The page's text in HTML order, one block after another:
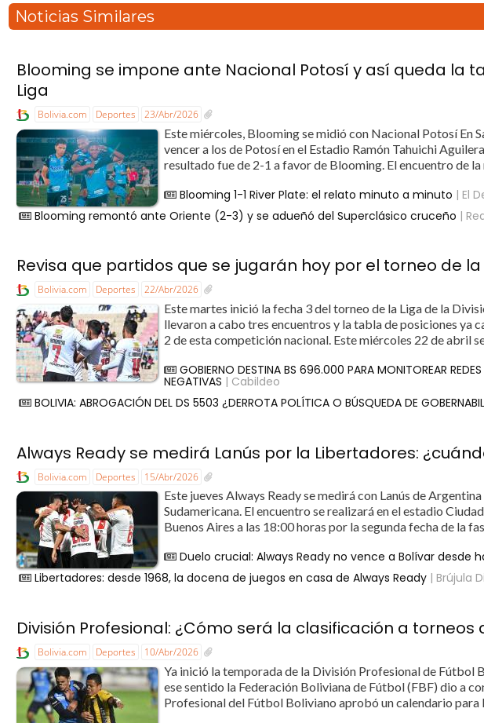
Noticias Similares
Blooming se impone ante Nacional Potosí y así queda la
Liga
Bolivia.com Deportes 23/Abr/2026
Este miércoles, Blooming se midió con Nacional Potosí En
vencer a los de Potosí en el Estadio Ramón Tahuichi
resultado fue de 2-1 a favor de Blooming. El encuentro de la
Blooming 1-1 River Plate: el relato minuto a minuto | El
Blooming remontó ante Oriente (2-3) y se adueñó del Superclásico cruceño |
Revisa que partidos que se jugarán hoy por el torneo de la
Bolivia.com Deportes 22/Abr/2026
Este martes inició la fecha 3 del torneo de la Liga de la
llevaron a cabo tres encuentros y la tabla de posiciones ya
2 de esta competición nacional. Este miércoles 22 de abril
GOBIERNO DESTINA BS 696.000 PARA MONITOREAR
NEGATIVAS | Cabildeo
BOLIVIA: ABROGACIÓN DEL DS 5503 ¿DERROTA POLÍTICA O BÚSQUEDA DE
Always Ready se medirá Lanús por la Libertadores:
Bolivia.com Deportes 15/Abr/2026
Este jueves Always Ready se medirá con Lanús de
Sudamericana. El encuentro se realizará en el estadio
Buenos Aires a las 18:00 horas por la segunda fecha de la
Duelo crucial: Always Ready no vence a Bolívar desde
Libertadores: desde 1968, la docena de juegos en casa de Always Ready | Brújula
División Profesional: ¿Cómo será la clasificación a torneos
Bolivia.com Deportes 10/Abr/2026
Ya inició la temporada de la División Profesional de Fútbol
ese sentido la Federación Boliviana de Fútbol (FBF) dio a
Profesional del Fútbol Boliviano aprobó un calendario para